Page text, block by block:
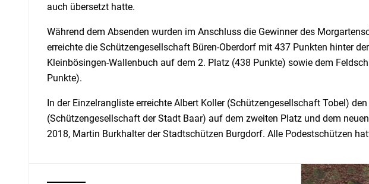
auch übersetzt hatte.
Während dem Absenden wurden im Anschluss die Gewinner des
erreichte die Schützengesellschaft Büren-Oberdorf mit 437 Punkten hinter
Kleinbösingen-Wallenbuch auf dem 2. Platz (438 Punkte) sowie dem
Punkte).
In der Einzelrangliste erreichte Albert Koller (Schützengesellschaft Tobel)
(Schützengesellschaft der Stadt Baar) auf dem zweiten Platz und dem
2018, Martin Burkhalter der Stadtschützen Burgdorf. Alle Podestschützen